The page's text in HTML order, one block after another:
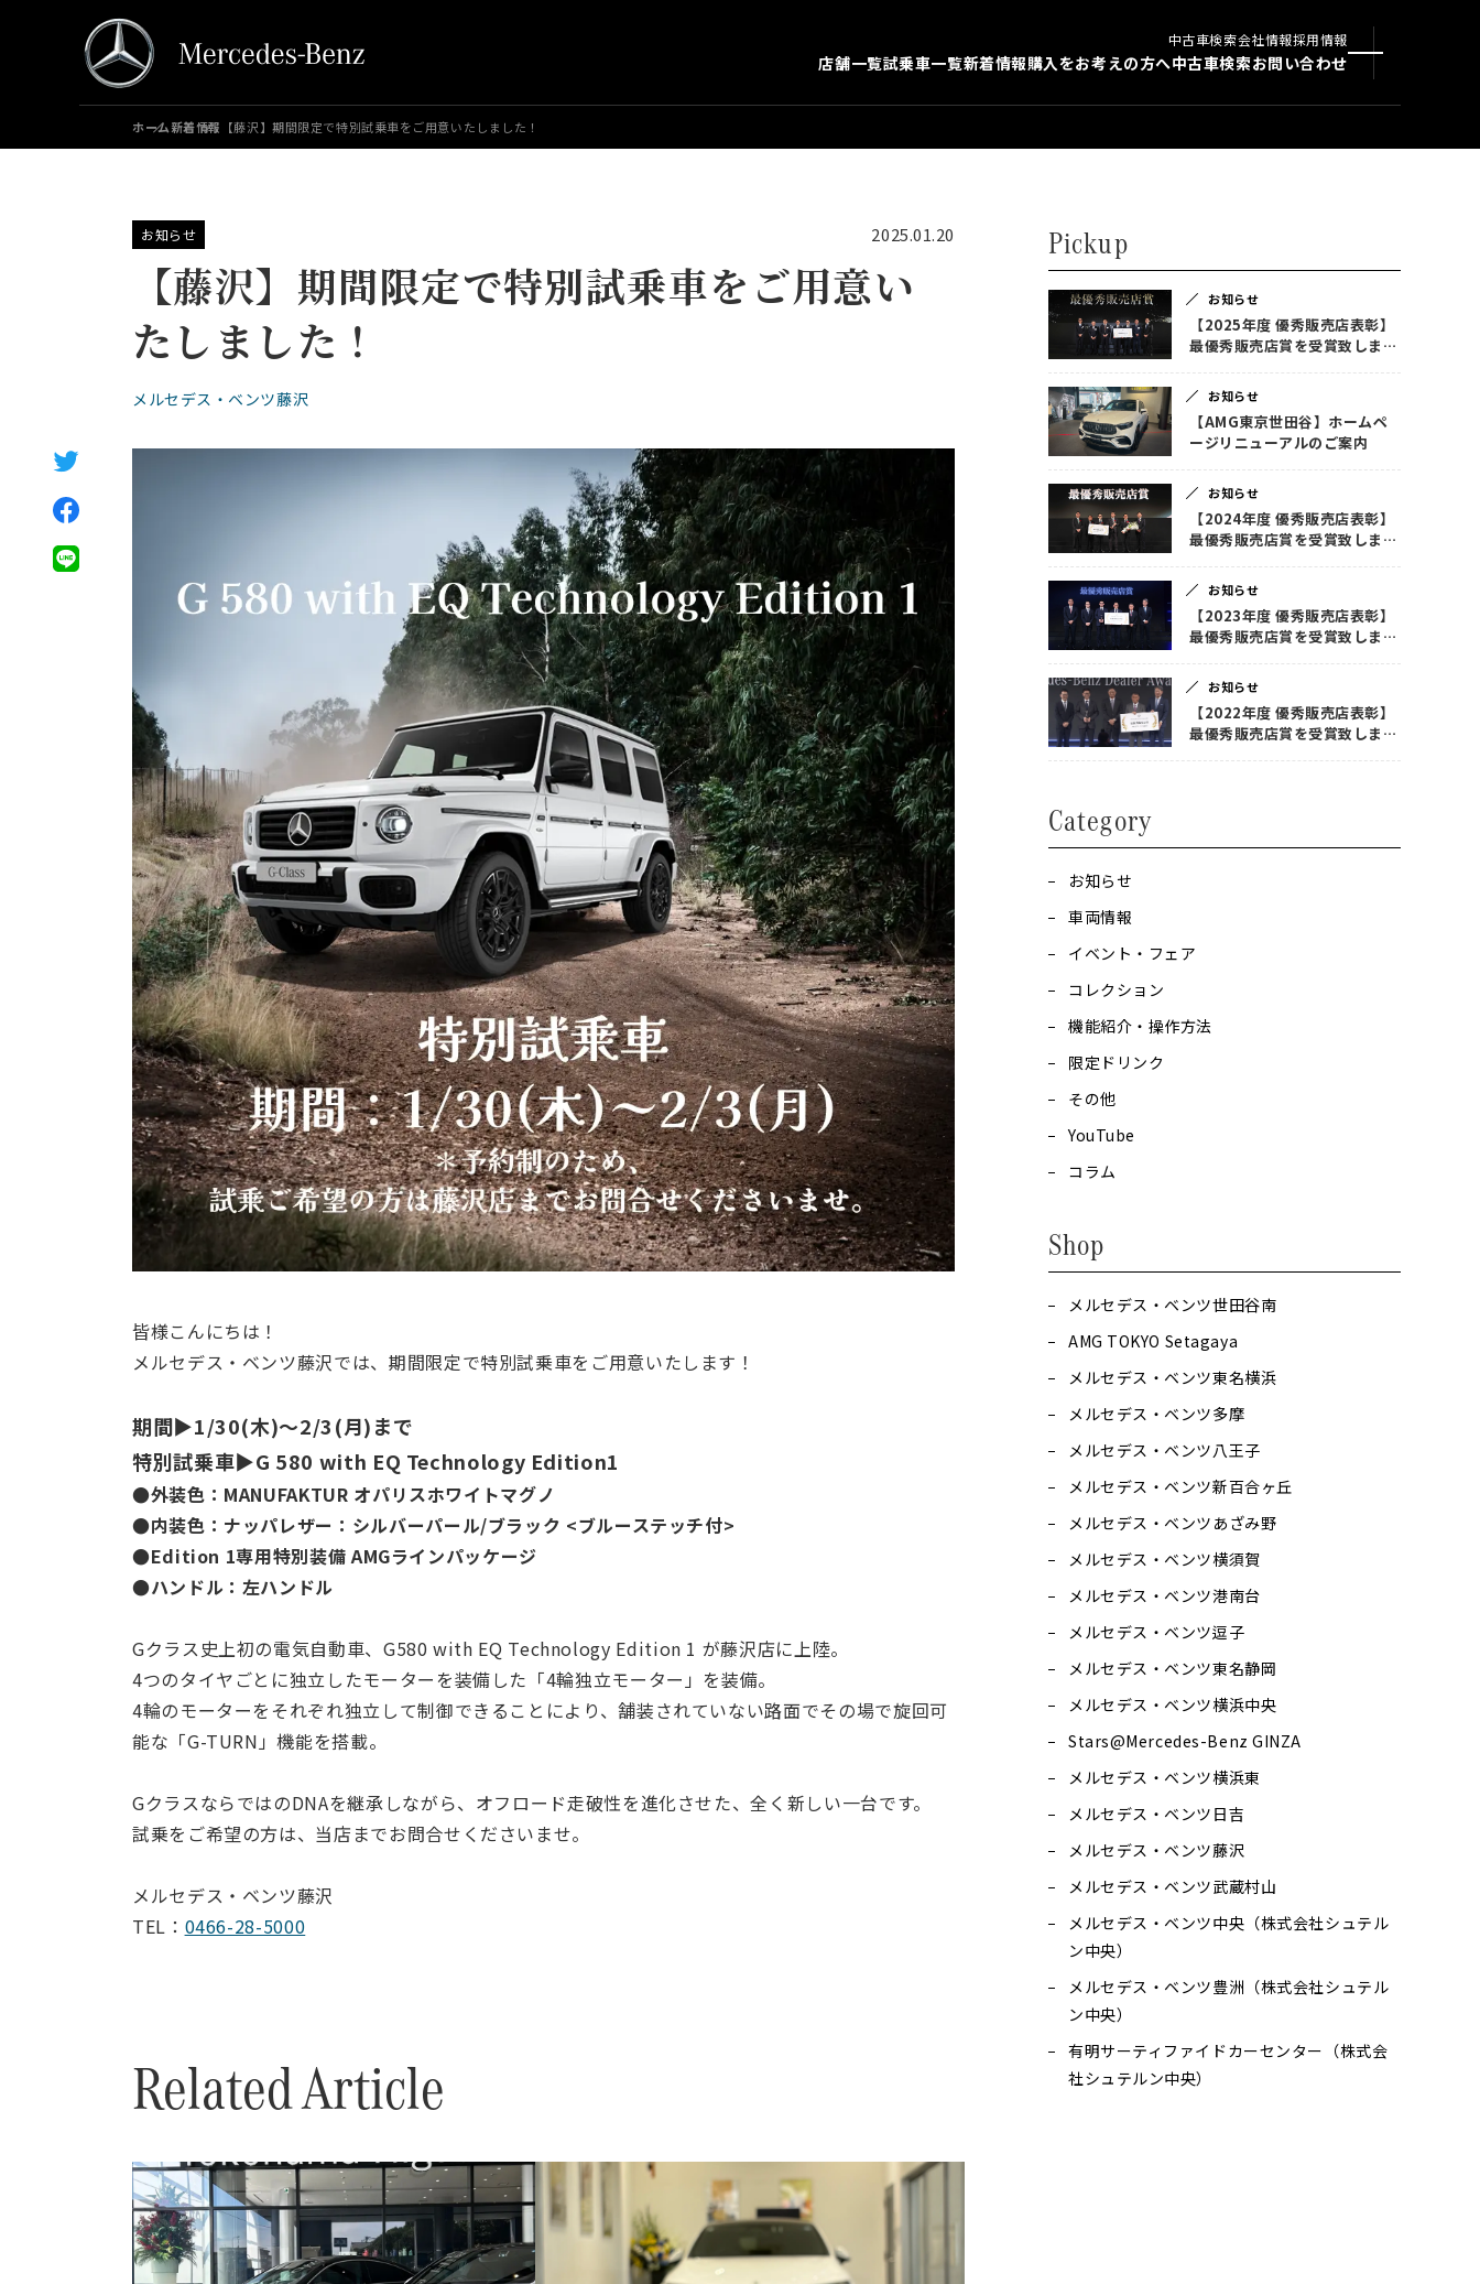
中古車検索会社情報採用情報
店舗一覧試乗車一覧新着情報購入をお考えの方へ中古車検索お問い合わせ
ホーム新着情報 【藤沢】期間限定で特別試乗車をご用意いたしました！
お知らせ 2025.01.20
【藤沢】期間限定で特別試乗車をご用意い
たしました！
メルセデス・ベンツ藤沢
皆様こんにちは！
メルセデス・ベンツ藤沢では、期間限定で特別試乗車をご用意いたします！
期間▶1/30(木)～2/3(月)まで
特別試乗車▶G 580 with EQ Technology Edition1
●外装色：MANUFAKTUR オパリスホワイトマグノ
●内装色：ナッパレザー：シルバーパール/ブラック <ブルーステッチ付>
●Edition 1専用特別装備 AMGラインパッケージ
●ハンドル：左ハンドル
Gクラス史上初の電気自動車、G580 with EQ Technology Edition 1 が藤沢店に上陸。
4つのタイヤごとに独立したモーターを装備した「4輪独立モーター」を装備。
4輪のモーターをそれぞれ独立して制御できることにより、舗装されていない路面でその場で旋回可
能な「G-TURN」機能を搭載。
GクラスならではのDNAを継承しながら、オフロード走破性を進化させた、全く新しい一台です。
試乗をご希望の方は、当店までお問合せくださいませ。
メルセデス・ベンツ藤沢
TEL： 0466-28-5000
Related Article
Pickup
お知らせ
【2025年度 優秀販売店表彰】
最優秀販売店賞を受賞致しまし
お知らせ
【AMG東京世田谷】ホームペ
ージリニューアルのご案内
お知らせ
【2024年度 優秀販売店表彰】
最優秀販売店賞を受賞致しまし
お知らせ
【2023年度 優秀販売店表彰】
最優秀販売店賞を受賞致しまし
お知らせ
【2022年度 優秀販売店表彰】
最優秀販売店賞を受賞致しまし
Category
お知らせ
車両情報
イベント・フェア
コレクション
機能紹介・操作方法
限定ドリンク
その他
YouTube
コラム
Shop
メルセデス・ベンツ世田谷南
AMG TOKYO Setagaya
メルセデス・ベンツ東名横浜
メルセデス・ベンツ多摩
メルセデス・ベンツ八王子
メルセデス・ベンツ新百合ヶ丘
メルセデス・ベンツあざみ野
メルセデス・ベンツ横須賀
メルセデス・ベンツ港南台
メルセデス・ベンツ逗子
メルセデス・ベンツ東名静岡
メルセデス・ベンツ横浜中央
Stars@Mercedes-Benz GINZA
メルセデス・ベンツ横浜東
メルセデス・ベンツ日吉
メルセデス・ベンツ藤沢
メルセデス・ベンツ武蔵村山
メルセデス・ベンツ中央（株式会社シュテル
ン中央）
メルセデス・ベンツ豊洲（株式会社シュテル
ン中央）
有明サーティファイドカーセンター（株式会
社シュテルン中央）